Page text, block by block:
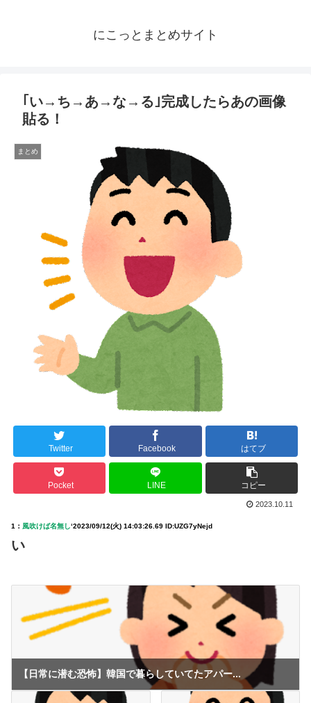
にこっとまとめサイト
｢い→ち→あ→な→る｣完成したらあの画像
貼る！
まとめ
Twitter Facebook はてブ
Pocket LINE コピー
2023.10.11
1： 風吹けば名無し‘2023/09/12(火) 14:03:26.69 ID:UZG7yNejd
い
【日常に潜む恐怖】韓国で暮らしていてたアパー...